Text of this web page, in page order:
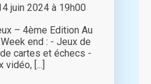
juin 2024 à 19h00
– 4ème Edition Au
end : - Jeux de
cartes et échecs -
vidéo, [...]